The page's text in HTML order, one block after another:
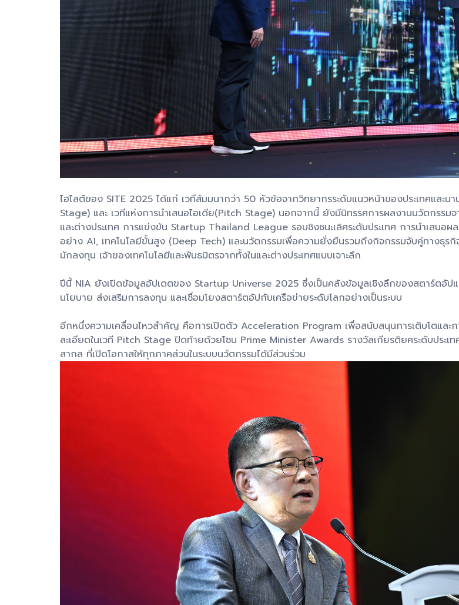
ไฮไลต์ของ SITE 2025 ได้แก่ เวทีสัมมนากว่า 50 หัวข้อจากวิทยากรระดับแนวหน้าของประเทศและ
Stage) และ เวทีแห่งการนำเสนอไอเดีย(Pitch Stage) นอกจากนี้ ยังมีนิทรรศการผลงานนวัตกรร
และต่างประเทศ การแข่งขัน Startup Thailand League รอบชิงชนะเลิศระดับประเทศ การนำเสน
อย่าง AI, เทคโนโลยีขั้นสูง (Deep Tech) และนวัตกรรมเพื่อความยั่งยืนรวมถึงกิจกรรมจับคู่ทางธุร
นักลงทุน เจ้าของเทคโนโลยีและพันธมิตรจากทั้งในและต่างประเทศแบบเจาะลึก
ปีนี้ NIA ยังเปิดข้อมูลอัปเดตของ Startup Universe 2025 ซึ่งเป็นคลังข้อมูลเชิงลึกของสตาร์ตอัป
นโยบาย ส่งเสริมการลงทุน และเชื่อมโยงสตาร์ตอัปกับเครือข่ายระดับโลกอย่างเป็นระบบ
อีกหนึ่งความเคลื่อนไหวสำคัญ คือการเปิดตัว Acceleration Program เพื่อสนับสนุนการเติบโตและก
ละเอียดในเวที Pitch Stage ปิดท้ายด้วยโซน Prime Minister Awards รางวัลเกียรติยศระดับประเ
สากล ที่เปิดโอกาสให้ทุกภาคส่วนในระบบนวัตกรรมได้มีส่วนร่วม